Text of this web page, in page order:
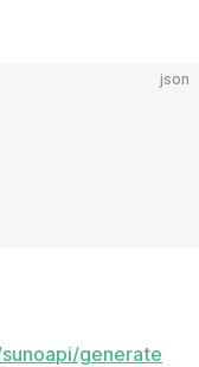
json
generate